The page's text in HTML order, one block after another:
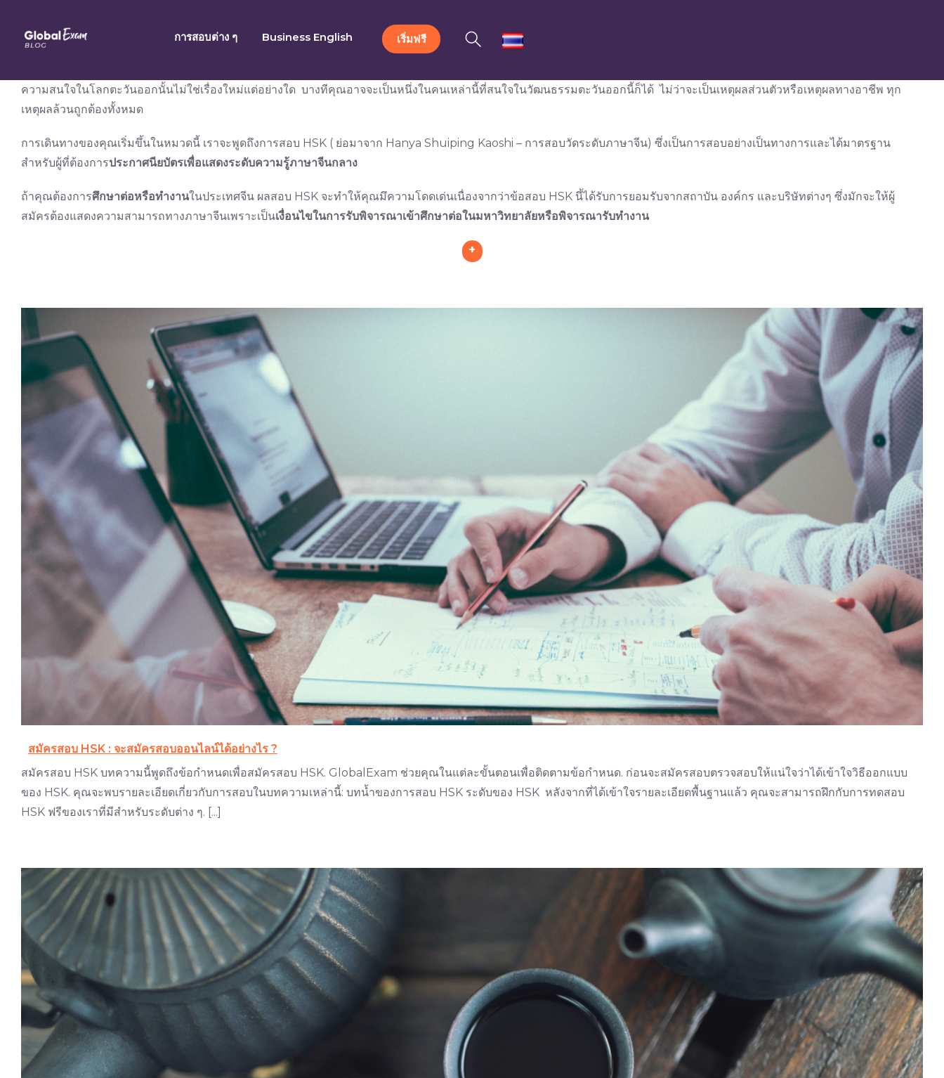
content
การสอบต่าง ๆ Business English เริ่มฟรี
ความสนใจในโลกตะวันออกนั้นไม่ใช่เรื่องใหม่แต่อย่างใด บางทีคุณอาจจะเป็นหนึ่งในคนเหล่านี้ที่สนใจในวัฒนธรรมตะวันออกนี้ก็ได้ ไม่ว่าจะเป็นเหตุผลส่วนตัวหรือเหตุผลทางอาชีพ ทุก
เหตุผลล้วนถูกต้องทั้งหมด
การเดินทางของคุณเริ่มขึ้นในหมวดนี้ เราจะพูดถึงการสอบ HSK ( ย่อมาจาก Hanya Shuiping Kaoshi – การสอบวัดระดับภาษาจีน) ซึ่งเป็นการสอบอย่างเป็นทางการและได้มาตรฐาน
สำหรับผู้ที่ต้องการประกาศนียบัตรเพื่อแสดงระดับความรู้ภาษาจีนกลาง
ถ้าคุณต้องการศึกษาต่อหรือทำงานในประเทศจีน ผลสอบ HSK จะทำให้คุณมึความโดดเด่นเนื่องจากว่าข้อสอบ HSK นึ้ได้รับการยอมรับจากสถาบัน องค์กร และบริษัทต่างๆ ซึ่งมักจะให้ผู้
สมัครต้องแสดงความสามารถทางภาษาจีนเพราะเป็นเงื่อนไขในการรับพิจารณาเข้าศึกษาต่อในมหาวิทยาลัยหรือพิจารณารับทำงาน
+
สมัครสอบ HSK : จะสมัครสอบออนไลน์ได้อย่างไร ?
สมัครสอบ HSK บทความนี้พูดถึงข้อกำหนดเพื่อสมัครสอบ HSK. GlobalExam ช่วยคุณในแต่ละขั้นตอนเพื่อติดตามข้อกำหนด. ก่อนจะสมัครสอบตรวจสอบให้แน่ใจว่าได้เข้าใจวิธีออกแบบ
ของ HSK. คุณจะพบรายละเอียดเกี่ยวกับการสอบในบทความเหล่านี้: บทน้ำของการสอบ HSK ระดับของ HSK หลังจากที่ได้เข้าใจรายละเอียดพื้นฐานแล้ว คุณจะสามารถฝึกกับการทดสอบ
HSK ฟรีของเราที่มีสำหรับระดับต่าง ๆ. [...]